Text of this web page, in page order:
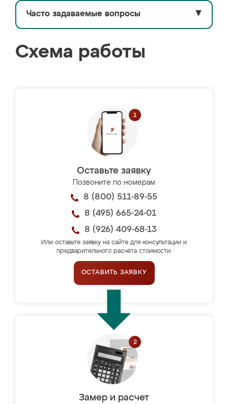
Часто задаваемые вопросы ▼
Схема работы
Оставьте заявку
Позвоните по номерам
8 (800) 511-89-55
8 (495) 665-24-01
8 (926) 409-68-13
Или оставьте заявку на сайте для консультации и
предварительного расчёта стоимости.
ОСТАВИТЬ ЗАЯВКУ
Замер и расчет